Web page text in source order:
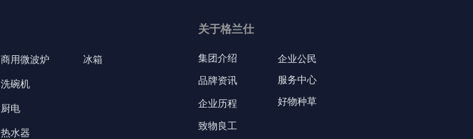
商用微波炉
洗碗机
厨电
热水器
冰箱 集团介绍
品牌资讯
企业历程
致物良工
关于格兰仕
企业公民
服务中心
好物种草